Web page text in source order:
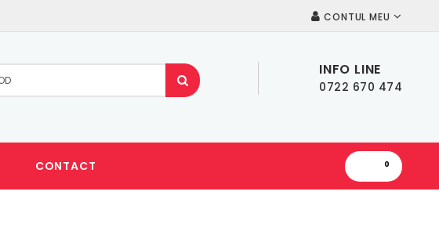
CONTUL MEU
INFO LINE
0722 670 474
CONTACT 0